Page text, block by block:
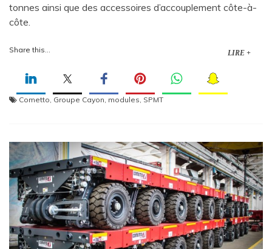
tonnes ainsi que des accessoires d’accouplement côte-à-
côte.
Share this... LIRE +
Cometto Groupe Cayon modules SPMT